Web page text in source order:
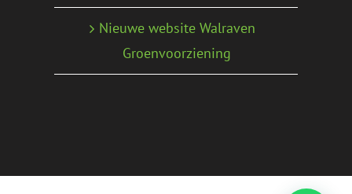
Nieuwe website Walraven
Groenvoorziening